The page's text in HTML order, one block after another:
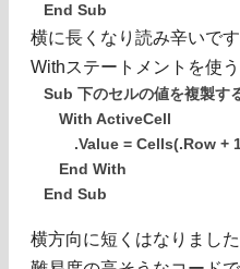
End Sub
横に長くなり読み辛いです
Withステートメントを使
Sub 下のセルの値を複製す
With ActiveCell
.Value = Cells(.Row +
End With
End Sub
横方向に短くはなりまし